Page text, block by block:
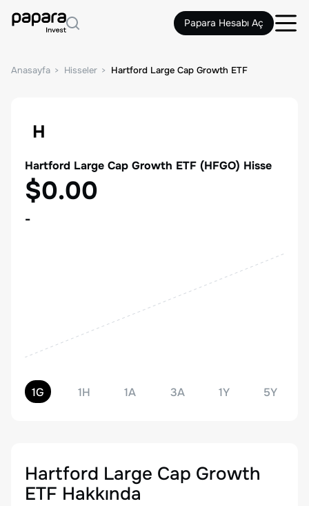
Papara Hesabı Aç
Anasayfa Hisseler Hartford Large Cap Growth ETF
H
Hartford Large Cap Growth ETF (HFGO) Hisse
$0.00
-
1G 1H 1A 3A 1Y 5Y
Hartford Large Cap Growth
ETF Hakkında